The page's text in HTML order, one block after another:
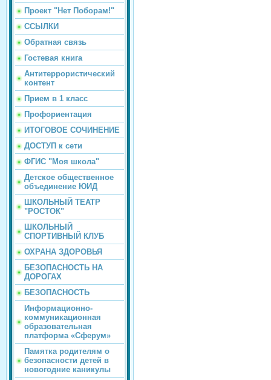
Проект "Нет Поборам!"
ССЫЛКИ
Обратная связь
Гостевая книга
Антитеррористический
контент
Прием в 1 класс
Профориентация
ИТОГОВОЕ СОЧИНЕНИЕ
ДОСТУП к сети
ФГИС "Моя школа"
Детское общественное
объединение ЮИД
ШКОЛЬНЫЙ ТЕАТР
"РОСТОК"
ШКОЛЬНЫЙ
СПОРТИВНЫЙ КЛУБ
ОХРАНА ЗДОРОВЬЯ
БЕЗОПАСНОСТЬ НА
ДОРОГАХ
БЕЗОПАСНОСТЬ
Информационно-
коммуникационная
образовательная
платформа «Сферум»
Памятка родителям о
безопасности детей в
новогодние каникулы